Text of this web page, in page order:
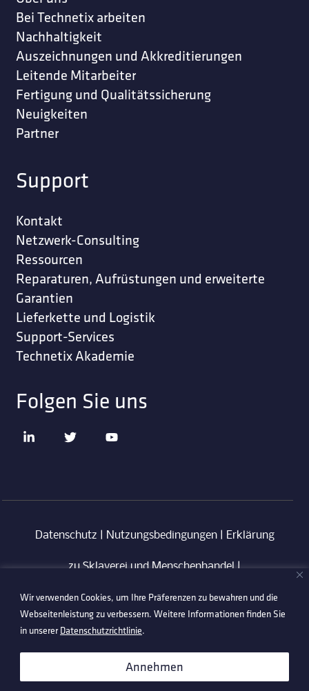
Wir verwenden Cookies, um Ihre Präferenzen zu bewahren und die
Webseitenleistung zu verbessern. Weitere Informationen finden Sie
in unsererDatenschutzrichtlinie.
Annehmen
Bei Technetix arbeiten
Nachhaltigkeit
Auszeichnungen und Akkreditierungen
Leitende Mitarbeiter
Fertigung und Qualitätssicherung
Neuigkeiten
Partner
Support
Kontakt
Netzwerk-Consulting
Ressourcen
Reparaturen, Aufrüstungen und erweiterte
Garantien
Lieferkette und Logistik
Support-Services
Technetix Akademie
Folgen Sie uns
Datenschutz Nutzungsbedingungen| Erklärung
zu Sklaverei und Menschenhandel|
Verhaltenskodex für Lieferanten|Anti-
Korruptionsrichtlinie